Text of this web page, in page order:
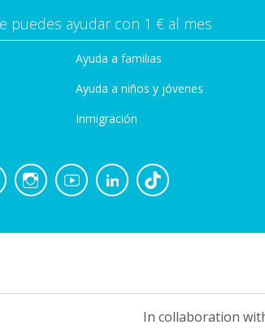
puedes ayudar con 1 € al mes
Ayuda a familias
Ayuda a niños y jóvenes
Inmigración
In collaboration